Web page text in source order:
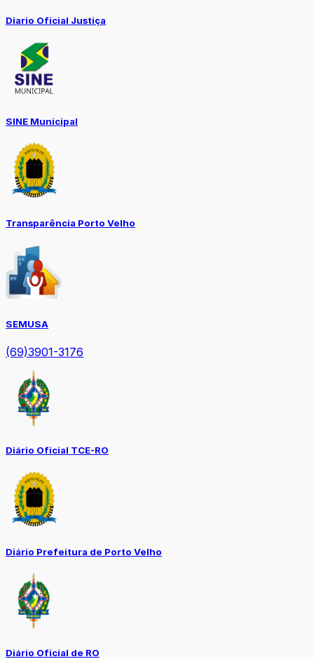
Diario Oficial Justiça
SINE Municipal
Transparência Porto Velho
SEMUSA
(69)3901-3176
Diário Oficial TCE-RO
Diário Prefeitura de Porto Velho
Diário Oficial de RO